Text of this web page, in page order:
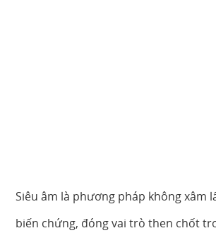
Siêu âm là phương pháp không xâm
biến chứng, đóng vai trò then chốt